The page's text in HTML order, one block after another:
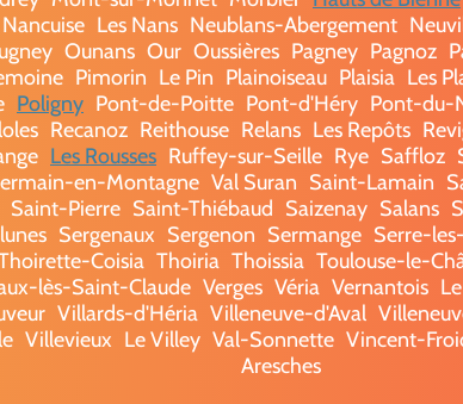
Nancuise Les Nans Neublans-Abergement
Ounans Our Oussières Pagney Pagnoz
Pimorin Le Pin Plainoiseau Plaisia Les
Poligny Pont-de-Poitte Pont-d'Héry Pont-du-
Recanoz Reithouse Relans Les Repôts
Les Rousses Ruffey-sur-Seille Rye Saffloz
en-Montagne Val Suran Saint-Lamain
Saint-Pierre Saint-Thiébaud Saizenay Salans
Sergenaux Sergenon Sermange Serre-
Coisia Thoiria Thoissia Toulouse-le-
lès-Saint-Claude Verges Véria Vernantois
Villards-d'Héria Villeneuve-d'Aval
Villevieux Le Villey Val-Sonnette Vincent-
Aresches